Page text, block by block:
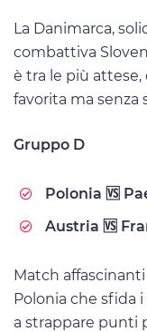
La Danimarca,
combattiva
è tra le più attese,
favorita ma senza
Gruppo D
Polonia 🆚
Austria 🆚
Match
Polonia che sfida i
a strappare punti